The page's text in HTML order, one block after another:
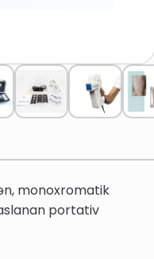
monoxromatik
portativ